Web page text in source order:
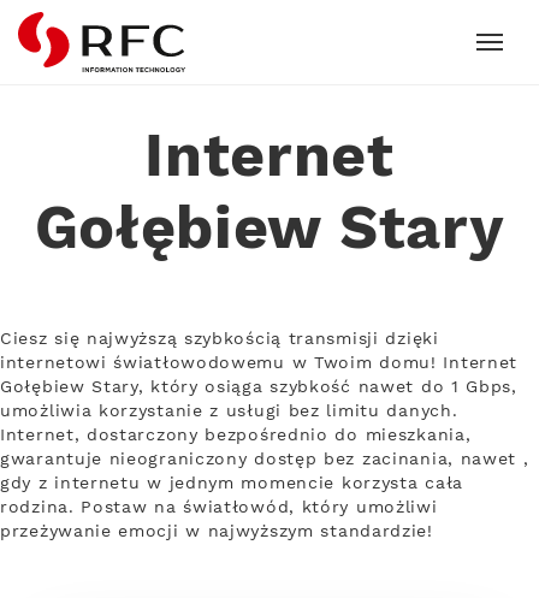
RFC
Internet
Gołębiew Stary
Ciesz się najwyższą szybkością transmisji dzięki
internetowi światłowodowemu w Twoim domu! Internet
Gołębiew Stary, który osiąga szybkość nawet do 1 Gbps,
umożliwia korzystanie z usługi bez limitu danych.
Internet, dostarczony bezpośrednio do mieszkania,
gwarantuje nieograniczony dostęp bez zacinania, nawet ,
gdy z internetu w jednym momencie korzysta cała
rodzina. Postaw na światłowód, który umożliwi
przeżywanie emocji w najwyższym standardzie!